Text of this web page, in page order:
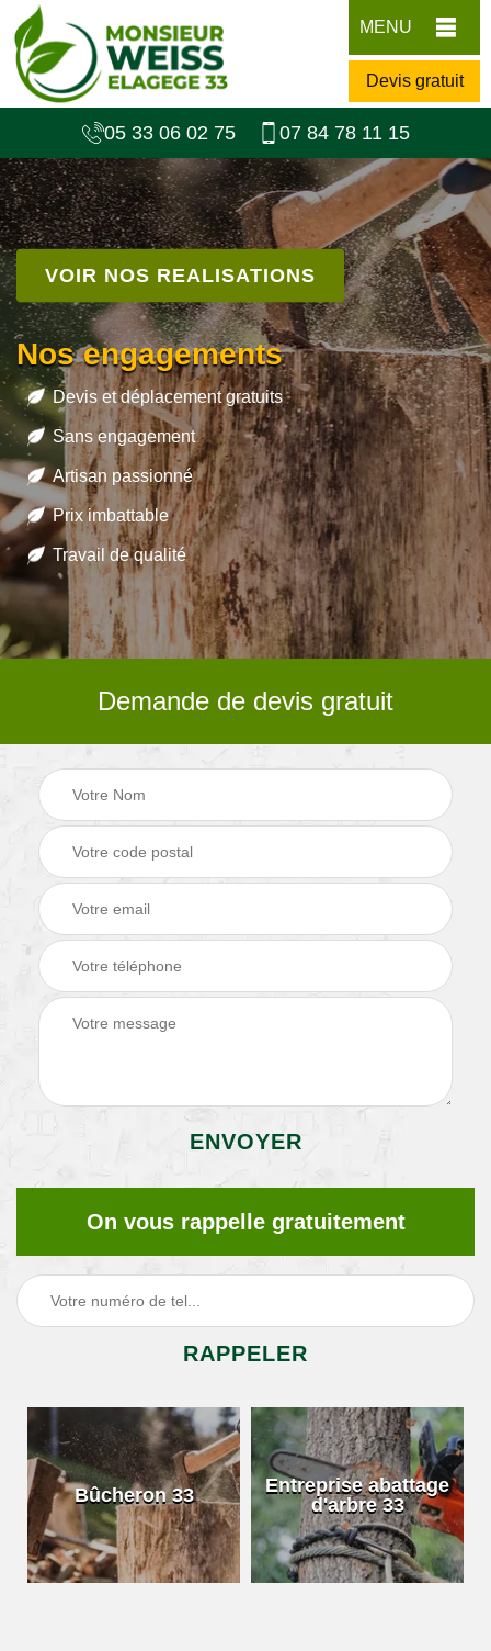
MENU
Devis gratuit
05 33 06 02 75 07 84 78 11 15
VOIR NOS REALISATIONS
Nos engagements
Devis et déplacement gratuits
Sans engagement
Artisan passionné
Prix imbattable
Travail de qualité
Demande de devis gratuit
On vous rappelle gratuitement
Bûcheron 33
Entreprise abattage
d'arbre 33